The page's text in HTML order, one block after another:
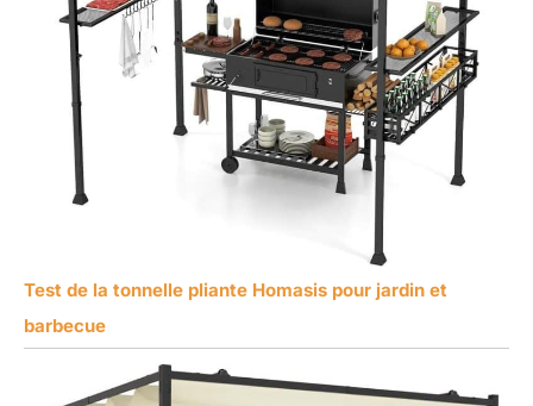
Test de la tonnelle pliante Homasis pour jardin et
barbecue